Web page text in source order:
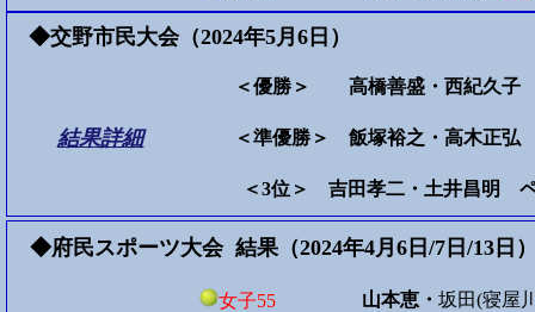
◆交野市民大会（2024年5月6日）
結果詳細
＜優勝＞ 高橋善盛・西紀久子
＜準優勝＞ 飯塚裕之・高木正弘
＜3位＞ 吉田孝二・土井昌明
◆府民スポーツ大会 結果（2024年4月6日/7日/13日
女子55 山本恵・ 坂田(寝屋